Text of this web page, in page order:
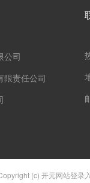
公司
限责任公司
(c) 开元网站登录